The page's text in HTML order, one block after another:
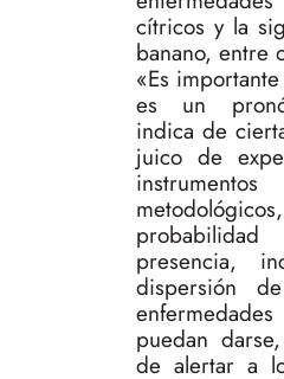
cítricos y la
banano, entre
«Es
es un
indica de
juico de
instrumentos
presencia,
dispersión
puedan
de alertar a